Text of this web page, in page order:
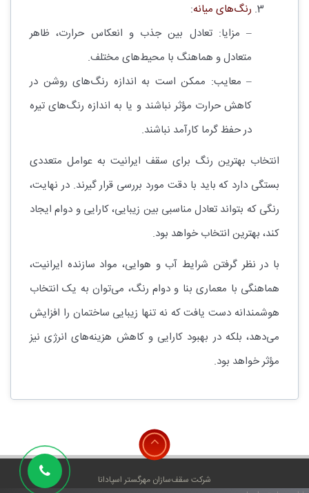
رنگ‌های میانه:
– مزایا: تعادل بین جذب و انعکاس حرارت، ظاهر
متعادل و هماهنگ با محیط‌های مختلف.
– معایب: ممکن است به اندازه رنگ‌های روشن در
کاهش حرارت مؤثر نباشند و یا به اندازه رنگ‌های تیره
در حفظ گرما کارآمد نباشند.
انتخاب بهترین رنگ برای سقف ایرانیت به عوامل متعددی
بستگی دارد که باید با دقت مورد بررسی قرار گیرند. در نهایت،
رنگی که بتواند تعادل مناسبی بین زیبایی، کارایی و دوام ایجاد
کند، بهترین انتخاب خواهد بود.
با در نظر گرفتن شرایط آب و هوایی، مواد سازنده ایرانیت،
هماهنگی با معماری بنا و دوام رنگ، می‌توان به یک انتخاب
هوشمندانه دست یافت که نه تنها زیبایی ساختمان را افزایش
می‌دهد، بلکه در بهبود کارایی و کاهش هزینه‌های انرژی نیز
مؤثر خواهد بود.
شرکت سقف‌سازان مهرگستر اسپادانا